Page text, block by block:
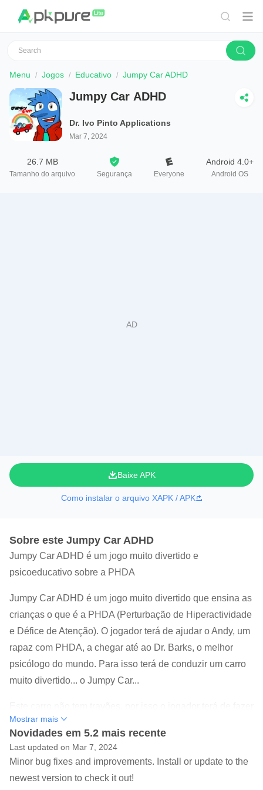
Menu Jogos Educativo Jumpy Car ADHD
Jumpy Car ADHD
Dr. Ivo Pinto Applications
Mar 7, 2024
26.7 MB
Tamanho do arquivo Segurança Everyone
Android 4.0+
Android OS
Baixe APK
Como instalar o arquivo XAPK / APK
Sobre este Jumpy Car ADHD
Jumpy Car ADHD é um jogo muito divertido e
psicoeducativo sobre a PHDA
Jumpy Car ADHD é um jogo muito divertido que ensina as
crianças o que é a PHDA (Perturbação de Hiperactividade
e Défice de Atenção). O jogador terá de ajudar o Andy, um
rapaz com PHDA, a chegar até ao Dr. Barks, o melhor
psicólogo do mundo. Para isso terá de conduzir um carro
muito divertido... o Jumpy Car...
o carro saltar para evitar os "Distractors"... Os "Distractors"
representam os obstáculos que a PHDA pode causar, por
isso tens de ajudar o Andy a ultrapassá-los.
Em cada nível, o Dr. Barks terá diálogos com o Andy (em
Mostrar mais
Novidades em 5.2 mais recente
Last updated on Mar 7, 2024
Minor bug fixes and improvements. Install or update to the
newest version to check it out!